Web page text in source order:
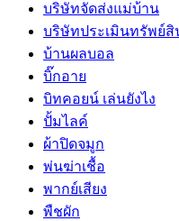
บริษัทจัดส่งแม่บ้าน
บริษัทประเมินทรัพย์สิ
บ้านผลบอล
บิ๊กอาย
บิทคอยน์ เล่นยังไง
ปั้มไลค์
ผ้าปิดจมูก
พ่นฆ่าเชื้อ
พากย์เสียง
พืชผัก